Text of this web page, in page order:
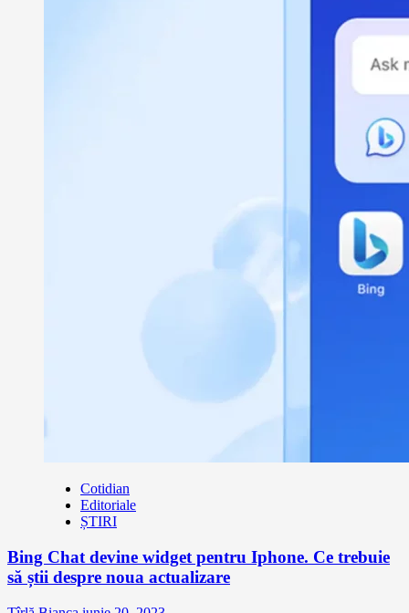
Cotidian
Editoriale
ȘTIRI
Bing Chat devine widget pentru Iphone. Ce trebuie
să știi despre noua actualizare